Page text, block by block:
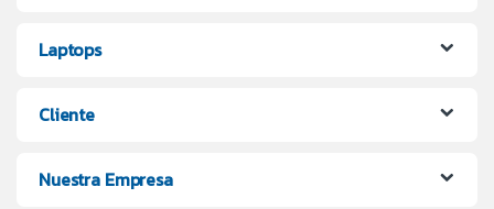
Laptops
Cliente
Nuestra Empresa